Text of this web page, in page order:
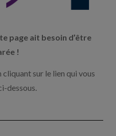
page ait besoin d’être
!
sur le lien qui vous
dessous.